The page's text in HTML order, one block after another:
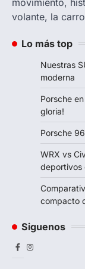
volante, la
Lo más top
Nuestras
moderna
Porsche
gloria!
Porsche
WRX vs
deportivos
compacto
Siguenos
Facebook
Instagram